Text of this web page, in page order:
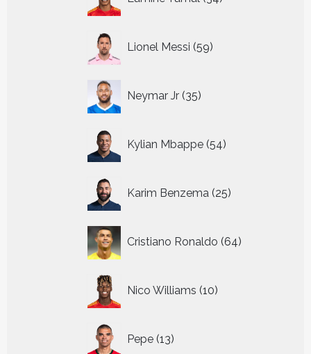
producten
Lionel Messi 59
producten
Neymar Jr 35
producten
Kylian Mbappe 54
producten
Karim Benzema 25
producten
Cristiano Ronaldo 64
producten
Nico Williams 10
producten
Pepe 13
producten